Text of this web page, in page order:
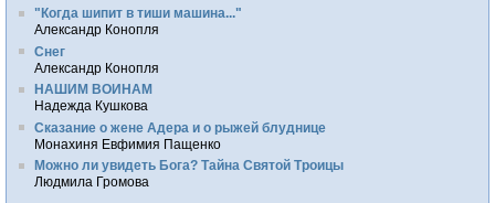
"Когда шипит в тиши машина..."
Александр Конопля
Снег
Александр Конопля
НАШИМ ВОИНАМ
Надежда Кушкова
Сказание о жене Адера и о рыжей блуднице
Монахиня Евфимия Пащенко
Можно ли увидеть Бога? Тайна Святой Троицы
Людмила Громова